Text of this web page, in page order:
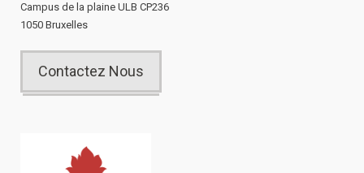
Campus de la plaine ULB CP236
1050 Bruxelles
Contactez Nous